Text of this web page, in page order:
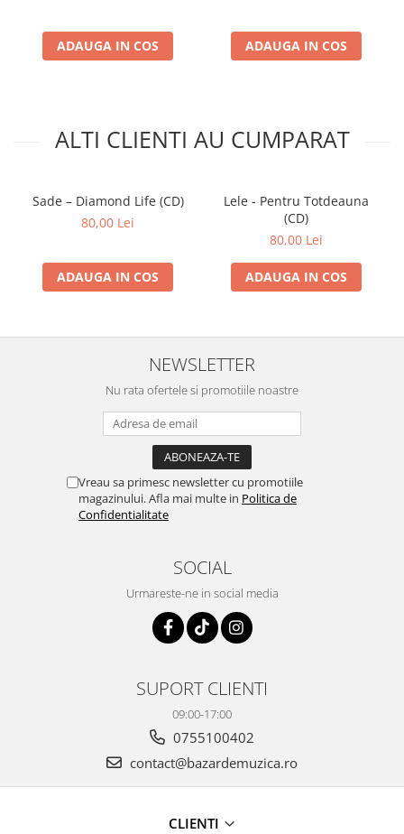
ADAUGA IN COS ADAUGA IN COS
ALTI CLIENTI AU CUMPARAT
Sade – Diamond Life (CD)
80,00 Lei
ADAUGA IN COS
Lele - Pentru Totdeauna
(CD)
80,00 Lei
ADAUGA IN COS
NEWSLETTER
Nu rata ofertele si promotiile noastre
Vreau sa primesc newsletter cu promotiile
magazinului. Afla mai multe in Politica de
Confidentialitate
SOCIAL
Urmareste-ne in social media
SUPORT CLIENTI
09:00-17:00
0755100402
contact@bazardemuzica.ro
CLIENTI